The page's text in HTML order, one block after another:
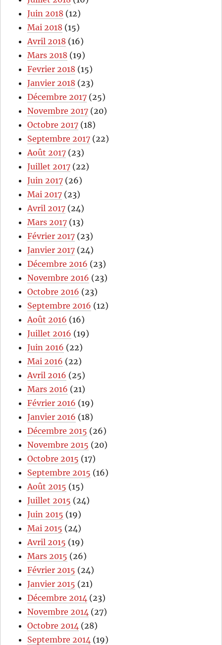
Juin 2018 (12)
Mai 2018 (15)
Avril 2018 (16)
Mars 2018 (19)
Fevrier 2018 (15)
Janvier 2018 (23)
Décembre 2017 (25)
Novembre 2017 (20)
Octobre 2017 (18)
Septembre 2017 (22)
Août 2017 (23)
Juillet 2017 (22)
Juin 2017 (26)
Mai 2017 (23)
Avril 2017 (24)
Mars 2017 (13)
Février 2017 (23)
Janvier 2017 (24)
Décembre 2016 (23)
Novembre 2016 (23)
Octobre 2016 (23)
Septembre 2016 (12)
Août 2016 (16)
Juillet 2016 (19)
Juin 2016 (22)
Mai 2016 (22)
Avril 2016 (25)
Mars 2016 (21)
Février 2016 (19)
Janvier 2016 (18)
Décembre 2015 (26)
Novembre 2015 (20)
Octobre 2015 (17)
Septembre 2015 (16)
Août 2015 (15)
Juillet 2015 (24)
Juin 2015 (19)
Mai 2015 (24)
Avril 2015 (19)
Mars 2015 (26)
Février 2015 (24)
Janvier 2015 (21)
Décembre 2014 (23)
Novembre 2014 (27)
Octobre 2014 (28)
Septembre 2014 (19)